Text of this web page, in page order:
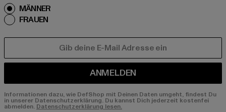
MÄNNER
FRAUEN
ANMELDEN
Informationen dazu, wie DefShop mit Deinen Daten umgeht, findest Du
in unserer Datenschutzerklärung. Du kannst Dich jederzeit kostenfei
abmelden. Datenschutzerklärung lesen.